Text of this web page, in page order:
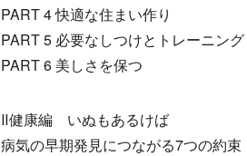
PART 4 快適な住まい作り
PART 5 必要なしつけとトレーニング
PART 6 美しさを保つ
Ⅱ健康編 いぬもあるけば
病気の早期発見につながる7つの約束